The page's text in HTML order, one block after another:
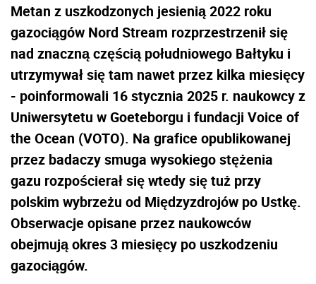
Metan z uszkodzonych jesienią 2022 roku
gazociągów Nord Stream rozprzestrzenił się
nad znaczną częścią południowego Bałtyku i
utrzymywał się tam nawet przez kilka miesięcy
- poinformowali 16 stycznia 2025 r. naukowcy z
Uniwersytetu w Goeteborgu i fundacji Voice of
the Ocean (VOTO). Na grafice opublikowanej
przez badaczy smuga wysokiego stężenia
gazu rozpościerał się wtedy się tuż przy
polskim wybrzeżu od Międzyzdrojów po Ustkę.
Obserwacje opisane przez naukowców
obejmują okres 3 miesięcy po uszkodzeniu
gazociągów.